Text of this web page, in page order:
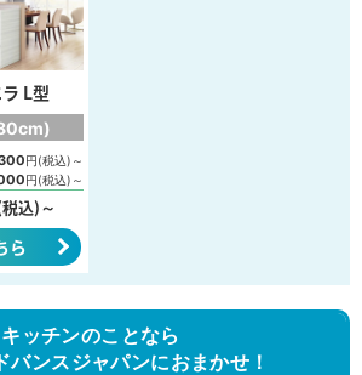
L型
円(税込)～
円(税込)～
込)～
ら
キッチンのことなら
バンスジャパンにおまかせ！